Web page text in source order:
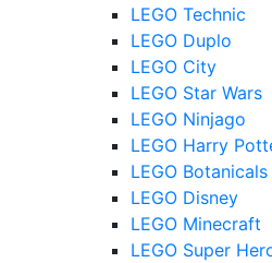
LEGO Technic
LEGO Duplo
LEGO City
LEGO Star Wars
LEGO Ninjago
LEGO Harry
LEGO Botanicals
LEGO Disney
LEGO Minecraft
LEGO Super